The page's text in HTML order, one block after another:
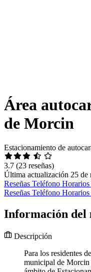
Área
de Morcin
Estacionamiento de
3.7 (23 reseñas)
Última actualización 25 de
Reseñas Teléfono Horarios
Reseñas Teléfono Horarios
Información del
Descripción
Para los residentes
municipal de Morcin